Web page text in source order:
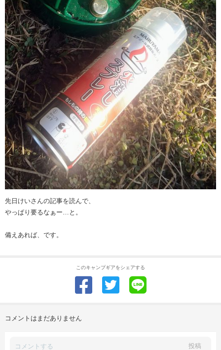
先日けいさんの記事を読んで、
やっぱり要るなぁー…と。
備えあれば、です。
このキャンプギアをシェアする
コメントはまだありません
投稿